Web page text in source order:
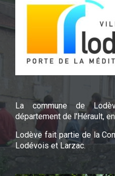
La commune de
département de l'Hérault,
Lodève fait partie de la
Lodévois et Larzac.